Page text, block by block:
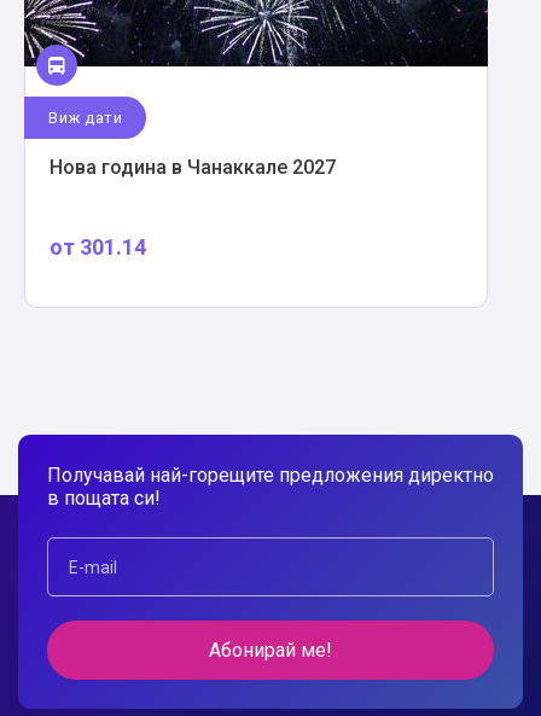
Виж дати
Нова година в Чанаккале 2027
от 301.14
Получавай най-горещите предложения директно
в пощата си!
Абонирай ме!